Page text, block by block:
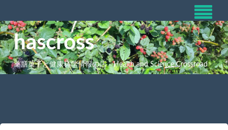
hascross
薬膳菓子と健康科学情報の店 Health and Science Crossroad